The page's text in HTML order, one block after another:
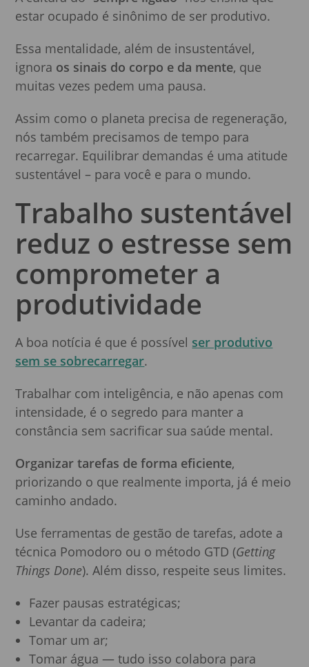
estar ocupado é sinônimo de ser produtivo.
Essa mentalidade, além de insustentável,
ignora os sinais do corpo e da mente, que
muitas vezes pedem uma pausa.
Assim como o planeta precisa de regeneração,
nós também precisamos de tempo para
recarregar. Equilibrar demandas é uma atitude
sustentável – para você e para o mundo.
Trabalho sustentável
reduz o estresse sem
comprometer a
produtividade
A boa notícia é que é possível ser produtivo
sem se sobrecarregar.
Trabalhar com inteligência, e não apenas com
intensidade, é o segredo para manter a
constância sem sacrificar sua saúde mental.
Organizar tarefas de forma eficiente,
priorizando o que realmente importa, já é meio
caminho andado.
Use ferramentas de gestão de tarefas, adote a
técnica Pomodoro ou o método GTD (Getting
Things Done). Além disso, respeite seus limites.
Fazer pausas estratégicas;
Levantar da cadeira;
Tomar um ar;
Tomar água — tudo isso colabora para